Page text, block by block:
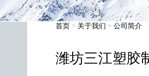
首页 > 关于我们 > 公司简介
潍坊三江塑胶